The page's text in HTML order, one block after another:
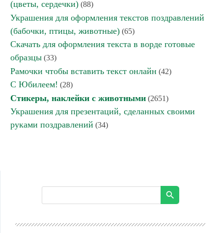
(цветы, сердечки) (88)
Украшения для оформления текстов поздравлений
(бабочки, птицы, животные) (65)
Скачать для оформления текста в ворде готовые
образцы (33)
Рамочки чтобы вставить текст онлайн (42)
С Юбилеем! (28)
Стикеры, наклейки с животными (2651)
Украшения для презентаций, сделанных своими
руками поздравлений (34)